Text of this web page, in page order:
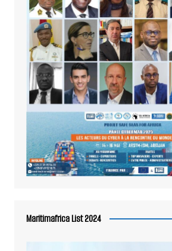
Maritimafrica List 2024